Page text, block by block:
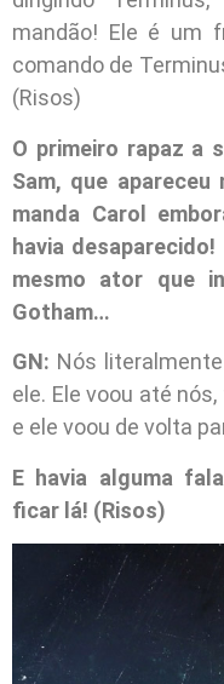
mandão! Ele é um
comando de
(Risos)
O primeiro rapaz a
Sam, que apareceu
manda Carol
havia
mesmo ator que
Gotham…
GN: Nós
ele. Ele voou até
e ele voou de volta
E havia alguma
ficar lá! (Risos)